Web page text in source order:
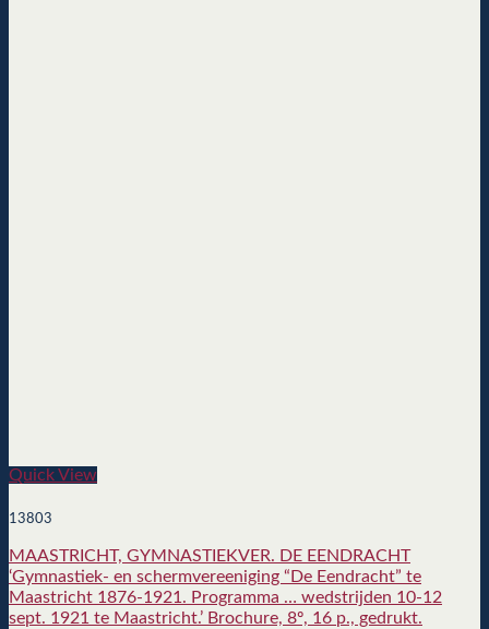
Quick View
13803
MAASTRICHT, GYMNASTIEKVER. DE EENDRACHT
‘Gymnastiek- en schermvereeniging “De Eendracht” te
Maastricht 1876-1921. Programma … wedstrijden 10-12
sept. 1921 te Maastricht.’ Brochure, 8º, 16 p., gedrukt.